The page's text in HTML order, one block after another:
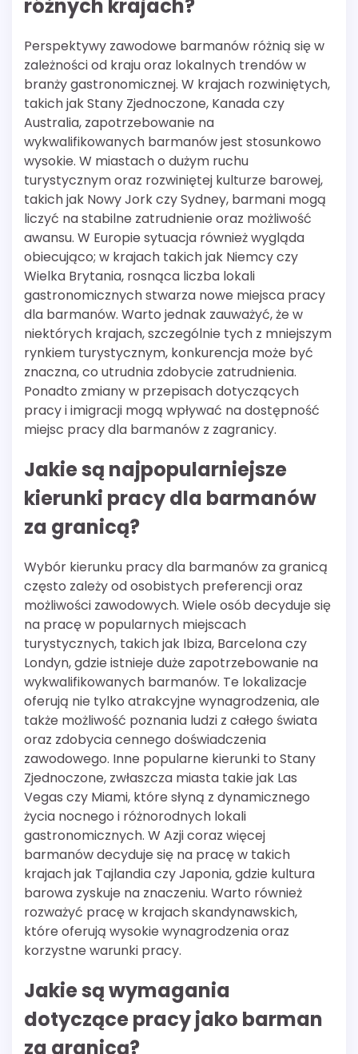
różnych krajach?
Perspektywy zawodowe barmanów różnią się w
zależności od kraju oraz lokalnych trendów w
branży gastronomicznej. W krajach rozwiniętych,
takich jak Stany Zjednoczone, Kanada czy
Australia, zapotrzebowanie na
wykwalifikowanych barmanów jest stosunkowo
wysokie. W miastach o dużym ruchu
turystycznym oraz rozwiniętej kulturze barowej,
takich jak Nowy Jork czy Sydney, barmani mogą
liczyć na stabilne zatrudnienie oraz możliwość
awansu. W Europie sytuacja również wygląda
obiecująco; w krajach takich jak Niemcy czy
Wielka Brytania, rosnąca liczba lokali
gastronomicznych stwarza nowe miejsca pracy
dla barmanów. Warto jednak zauważyć, że w
niektórych krajach, szczególnie tych z mniejszym
rynkiem turystycznym, konkurencja może być
znaczna, co utrudnia zdobycie zatrudnienia.
Ponadto zmiany w przepisach dotyczących
pracy i imigracji mogą wpływać na dostępność
miejsc pracy dla barmanów z zagranicy.
Jakie są najpopularniejsze
kierunki pracy dla barmanów
za granicą?
Wybór kierunku pracy dla barmanów za granicą
często zależy od osobistych preferencji oraz
możliwości zawodowych. Wiele osób decyduje się
na pracę w popularnych miejscach
turystycznych, takich jak Ibiza, Barcelona czy
Londyn, gdzie istnieje duże zapotrzebowanie na
wykwalifikowanych barmanów. Te lokalizacje
oferują nie tylko atrakcyjne wynagrodzenia, ale
także możliwość poznania ludzi z całego świata
oraz zdobycia cennego doświadczenia
zawodowego. Inne popularne kierunki to Stany
Zjednoczone, zwłaszcza miasta takie jak Las
Vegas czy Miami, które słyną z dynamicznego
życia nocnego i różnorodnych lokali
gastronomicznych. W Azji coraz więcej
barmanów decyduje się na pracę w takich
krajach jak Tajlandia czy Japonia, gdzie kultura
barowa zyskuje na znaczeniu. Warto również
rozważyć pracę w krajach skandynawskich,
które oferują wysokie wynagrodzenia oraz
korzystne warunki pracy.
Jakie są wymagania
dotyczące pracy jako barman
za granicą?